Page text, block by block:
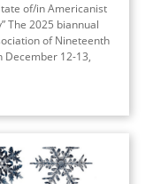
of/in Americanist
The 2025 biannual
of Nineteenth
December 12-13,